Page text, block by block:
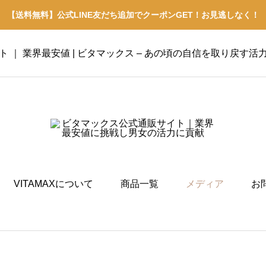
【送料無料】公式LINE友だち追加でクーポンGET！お見逃しなく！
｜ 業界最安値 | ビタマックス – あの頃の自信を取り戻す活
VITAMAXについて 商品一覧 メディア お